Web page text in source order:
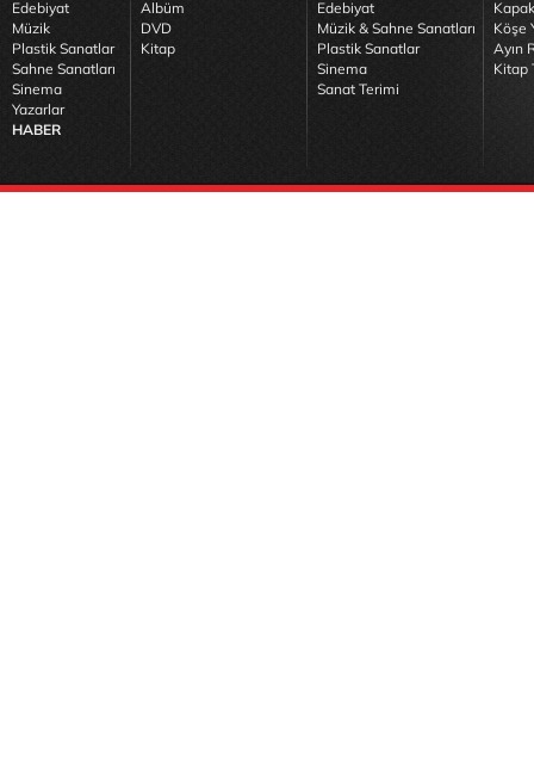
Edebiyat
Müzik
Plastik Sanatlar
Sahne Sanatları
Sinema
Yazarlar
HABER
Albüm
DVD
Kitap
Edebiyat
Müzik & Sahne Sanatları
Plastik Sanatlar
Sinema
Sanat Terimi
Köşe
Ayın
Kitap